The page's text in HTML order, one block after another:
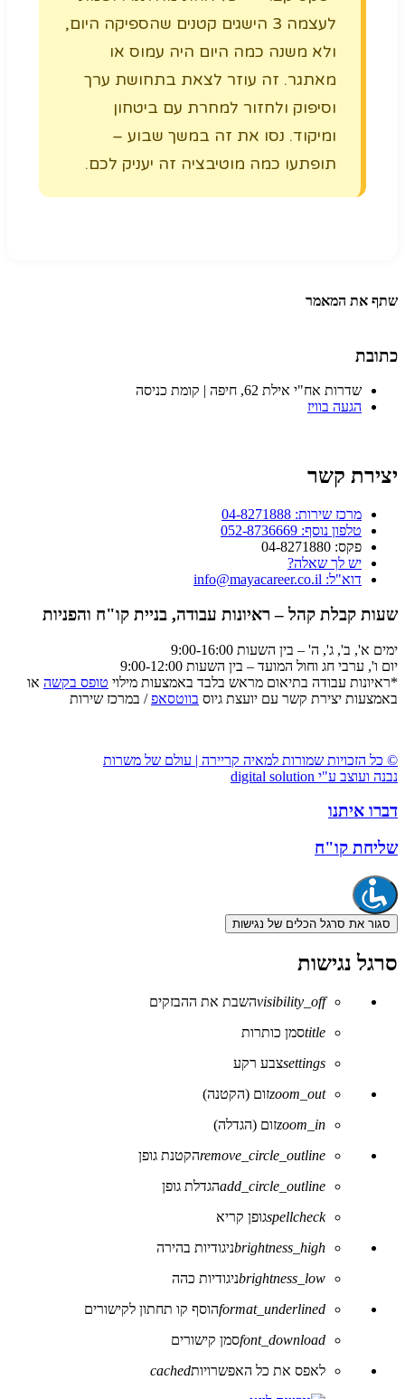
לעצמה 3 הישגים קטנים שהספיקה היום,
ולא משנה כמה היום היה עמוס או
מאתגר. זה עוזר לצאת בתחושת ערך
וסיפוק ולחזור למחרת עם ביטחון
ומיקוד. נסו את זה במשך שבוע –
תופתעו כמה מוטיבציה זה יעניק לכם.
שתף את המאמר
כתובת
שדרות אח"י אילת 62, חיפה | קומת כניסה
הגעה בוויז
יצירת קשר
מרכז שירות: 04-8271888
טלפון נוסף: 052-8736669
פקס: 04-8271880
יש לך שאלה?
דוא"ל: info@mayacareer.co.il
שעות קבלת קהל – ראיונות עבודה, בניית קו"ח והפניות
ימים א', ב', ג', ה' – בין השעות 9:00-16:00
יום ו', ערבי חג וחול המועד – בין השעות 9:00-12:00
*ראיונות עבודה בתיאום מראש בלבד באמצעות מילוי טופס בקשה או
באמצעות יצירת קשר עם יועצת גיוס בווטסאפ / במרכז שירות
© כל הזכויות שמורות למאיה קריירה | עולם של משרות
נבנה ועוצב ע"י digital solution
דברו איתנו
שליחת קו"ח
סגור את סרגל הכלים של נגישות
סרגל נגישות
visibility_offהשבת את ההבזקים
titleסמן כותרות
settingsצבע רקע
zoom_outזום (הקטנה)
zoom_inזום (הגדלה)
remove_circle_outlineהקטנת גופן
add_circle_outlineהגדלת גופן
spellcheckגופן קריא
brightness_highניגודיות בהירה
brightness_lowניגודיות כהה
format_underlinedהוסף קו תחתון לקישורים
font_downloadסמן קישורים
לאפס את כל האפשרויותcached